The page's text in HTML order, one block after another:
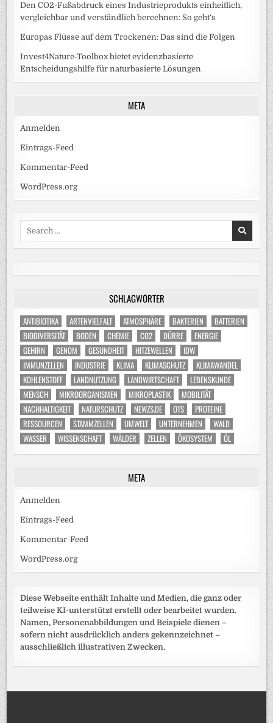
Den CO2-Fußabdruck eines Industrieprodukts einheitlich,
vergleichbar und verständlich berechnen: So geht‘s
Europas Flüsse auf dem Trockenen: Das sind die Folgen
Invest4Nature-Toolbox bietet evidenzbasierte
Entscheidungshilfe für naturbasierte Lösungen
META
Anmelden
Eintrags-Feed
Kommentar-Feed
WordPress.org
Search
SCHLAGWÖRTER
ANTIBIOTIKA ARTENVIELFALT ATMOSPHÄRE BAKTERIEN
BATTERIEN
BIODIVERSITÄT
BODEN CHEMIE CO2 DÜRRE
ENERGIE
GEHIRN
GENOM GESUNDHEIT HITZEWELLEN
IDW
IMMUNZELLEN
INDUSTRIE KLIMA KLIMASCHUTZ
KLIMAWANDEL
KOHLENSTOFF
LANDNUTZUNG LANDWIRTSCHAFT
LEBENSKUNDE
MENSCH
MIKROORGANISMEN MIKROPLASTIK
MOBILITÄT
NACHHALTIGKEIT
NATURSCHUTZ NEWZS.DE OTS
PROTEINE
RESSOURCEN
STAMMZELLEN UMWELT UNTERNEHMEN
WALD
WASSER
WISSENSCHAFT WÄLDER ZELLEN ÖKOSYSTEM ÖL
META
Anmelden
Eintrags-Feed
Kommentar-Feed
WordPress.org
Diese Webseite enthält Inhalte und Medien, die ganz oder
teilweise KI-unterstützt erstellt oder bearbeitet wurden.
Namen, Personenabbildungen und Beispiele dienen –
sofern nicht ausdrücklich anders gekennzeichnet –
ausschließlich illustrativen Zwecken.